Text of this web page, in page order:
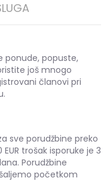
ponude, popuste,
još mnogo
članovi pri
sve porudžbine preko
EUR trošak isporuke je 3
Porudžbine
početkom